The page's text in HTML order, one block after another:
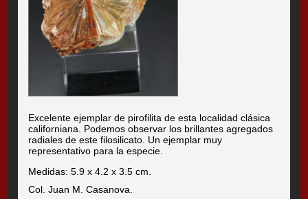
Excelente ejemplar de pirofilita de esta localidad clásica
californiana. Podemos observar los brillantes agregados
radiales de este filosilicato. Un ejemplar muy
representativo para la especie.
Medidas: 5.9 x 4.2 x 3.5 cm.
Col. Juan M. Casanova.